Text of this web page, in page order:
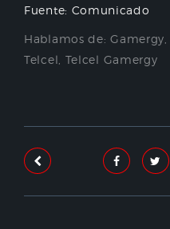
Fuente: Comunicado
Hablamos de:Gamergy
Telcel Telcel Gamergy